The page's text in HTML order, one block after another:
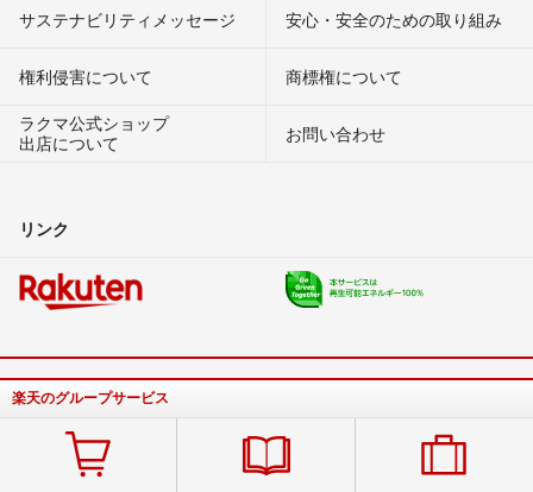
サステナビリティメッセージ 安心・安全のための取り組み
権利侵害について
商標権について
ラクマ公式ショップ
出店について
お問い合わせ
リンク
楽天のグループサービス